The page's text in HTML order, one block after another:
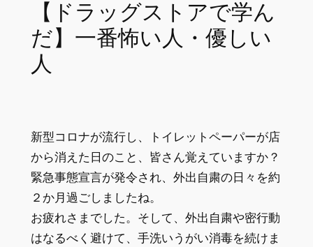
【ドラッグストアで学ん
だ】一番怖い人・優しい
人
新型コロナが流行し、トイレットペーパーが店
から消えた日のこと、皆さん覚えていますか？
緊急事態宣言が発令され、外出自粛の日々を約
２か月過ごしましたね。
お疲れさまでした。そして、外出自粛や密行動
はなるべく避けて、手洗いうがい消毒を続けま